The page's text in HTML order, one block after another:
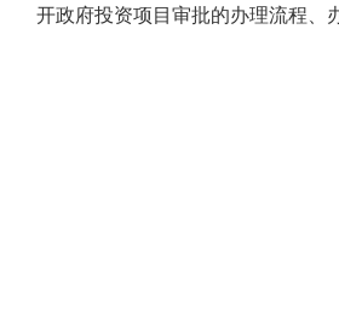
开政府投资项目审批的办理流程、